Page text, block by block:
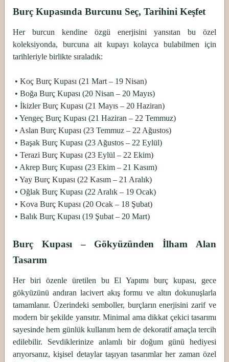
Burç Kupasında Burcunu Seç, Tarihini Keşfet
Her burcun kendine özgü enerjisini yansıtan bu özel
koleksiyonda, burcuna ait kupayı kolayca bulabilmen için
tarihleriyle birlikte sıraladık:
• Koç Burç Kupası (21 Mart – 19 Nisan)
• Boğa Burç Kupası (20 Nisan – 20 Mayıs)
• İkizler Burç Kupası (21 Mayıs – 20 Haziran)
• Yengeç Burç Kupası (21 Haziran – 22 Temmuz)
• Aslan Burç Kupası (23 Temmuz – 22 Ağustos)
• Başak Burç Kupası (23 Ağustos – 22 Eylül)
• Terazi Burç Kupası (23 Eylül – 22 Ekim)
• Akrep Burç Kupası (23 Ekim – 21 Kasım)
• Yay Burç Kupası (22 Kasım – 21 Aralık)
• Oğlak Burç Kupası (22 Aralık – 19 Ocak)
• Kova Burç Kupası (20 Ocak – 18 Şubat)
• Balık Burç Kupası (19 Şubat – 20 Mart)
Burç Kupası – Gökyüzünden İlham Alan
Tasarım
Her biri özenle üretilen bu El Yapımı burç kupası, gece
gökyüzünü andıran lacivert akış formu ve altın dokunuşlarla
tamamlanır. Üzerindeki semboller, burçların enerjisini zarif ve
modern bir şekilde yansıtır. Minimal ama dikkat çekici tasarımı
sayesinde hem günlük kullanım hem de dekoratif amaçla tercih
edilebilir. Sevdiklerinize anlamlı bir doğum günü hediyesi
arıyorsanız, kişisel detaylar taşıyan tasarımlar her zaman özel